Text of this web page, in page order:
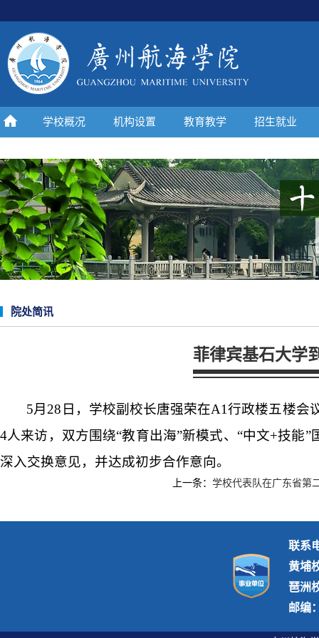
学校概况 机构设置 教育教学 招生就业
院处简讯
菲律宾基石大学
5月28日，学校副校长唐强荣在A1行政楼五楼会
4人来访，双方围绕“教育出海”新模式、“中文+技能
深入交换意见，并达成初步合作意向。
上一条： 学校代表队在广东省第
联系
黄埔
琶洲
邮编